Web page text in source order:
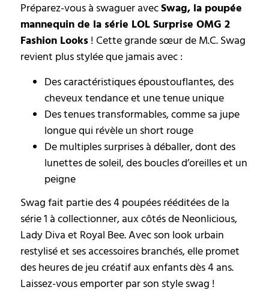
Préparez-vous à swaguer avecSwag, la poupée
mannequin de la série LOL Surprise OMG 2
Fashion Looks ! Cette grande sœur de M.C. Swag
revient plus stylée que jamais avec :
Des caractéristiques époustouflantes, des
cheveux tendance et une tenue unique
Des tenues transformables, comme sa jupe
longue qui révèle un short rouge
De multiples surprises à déballer, dont des
lunettes de soleil, des boucles d’oreilles et un
peigne
Swag fait partie des 4 poupées rééditées de la
série 1 à collectionner, aux côtés de Neonlicious,
Lady Diva et Royal Bee. Avec son look urbain
restylisé et ses accessoires branchés, elle promet
des heures de jeu créatif aux enfants dès 4 ans.
Laissez-vous emporter par son style swag !